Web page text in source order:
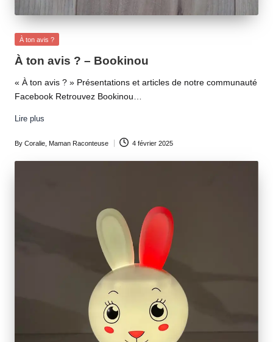
Posted
in
À ton avis ?
À ton avis ? – Bookinou
« À ton avis ? » Présentations et articles de notre communauté
Facebook Retrouvez Bookinou…
Lire plus
Posted
by
By Coralie, Maman Raconteuse 4 février 2025